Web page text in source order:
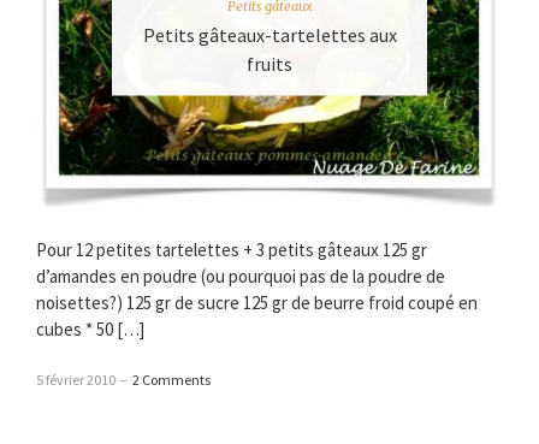
Petits gâteaux
Petits gâteaux-tartelettes aux
fruits
Pour 12 petites tartelettes + 3 petits gâteaux 125 gr
d’amandes en poudre (ou pourquoi pas de la poudre de
noisettes?) 125 gr de sucre 125 gr de beurre froid coupé en
cubes * 50 […]
5 février 2010 – 2 Comments